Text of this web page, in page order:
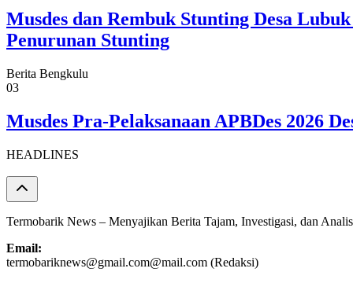
Musdes dan Rembuk Stunting Desa
Penurunan Stunting
Berita Bengkulu
03
Musdes Pra-Pelaksanaan APBDes 2026
HEADLINES
Termobarik News – Menyajikan Berita Tajam, Investigasi, dan
Email:
termobariknews@gmail.com@mail.com (Redaksi)